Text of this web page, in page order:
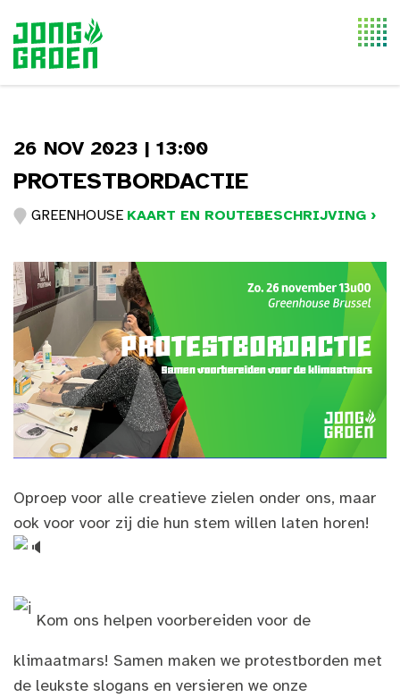
26 NOV 2023 | 13:00
PROTESTBORDACTIE
GREENHOUSE KAART EN ROUTEBESCHRIJVING ›
Oproep voor alle creatieve zielen onder ons, maar
ook voor voor zij die hun stem willen laten horen!
Kom ons helpen voorbereiden voor de
klimaatmars! Samen maken we protestborden met
de leukste slogans en versieren we onze